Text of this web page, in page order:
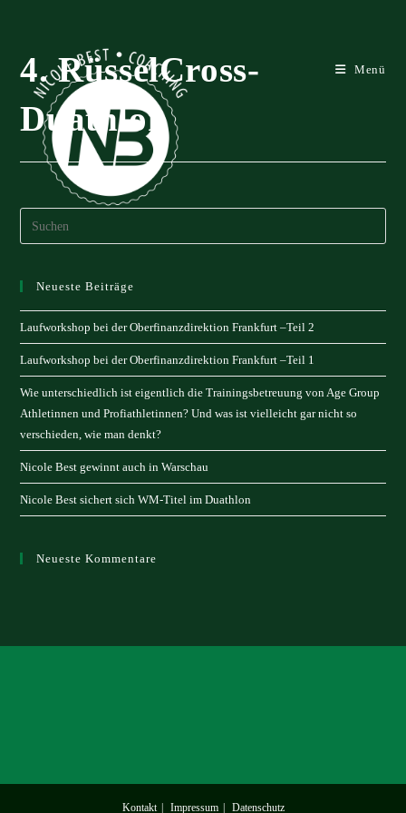
springen
Menü
4. RüsselCross-
Duathlon
Neueste Beiträge
Laufworkshop bei der Oberfinanzdirektion Frankfurt –Teil 2
Laufworkshop bei der Oberfinanzdirektion Frankfurt –Teil 1
Wie unterschiedlich ist eigentlich die Trainingsbetreuung von Age Group
Athletinnen und Profiathletinnen? Und was ist vielleicht gar nicht so
verschieden, wie man denkt?
Nicole Best gewinnt auch in Warschau
Nicole Best sichert sich WM-Titel im Duathlon
Neueste Kommentare
Kontakt Impressum Datenschutz